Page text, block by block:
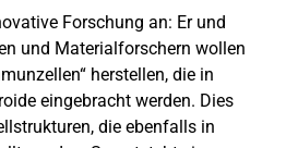
Forschung an: Er und
und Materialforschern wollen
herstellen, die in
eingebracht werden. Dies
die ebenfalls in